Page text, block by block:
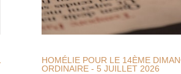
HOMÉLIE POUR LE 14ÈME
ORDINAIRE - 5 JUILLET 2026